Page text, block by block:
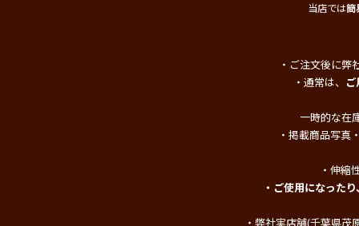
当店では簡
・ご注文後に弊
・通常は、
一時的な在
・掲載商品写真
・伸縮
・ご使用になった
・弊社実店舗(千葉県